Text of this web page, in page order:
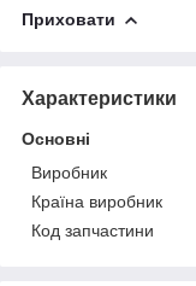
Приховати
Характеристики
Основні
Виробник
Країна виробник
Код запчастини